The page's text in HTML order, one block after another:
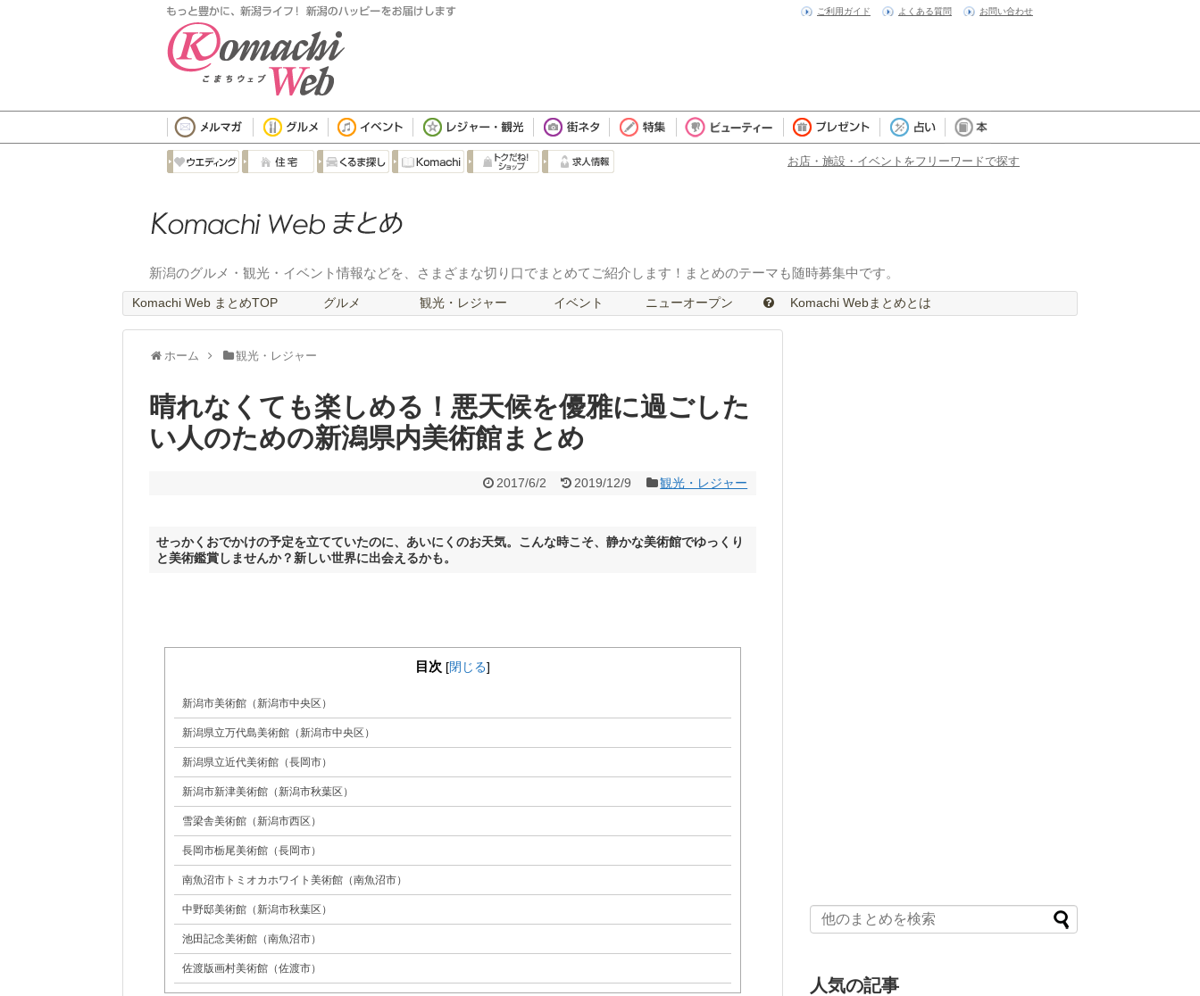
ご利用ガイド よくある質問 お問い合わせ
お店・施設・イベントをフリーワードで探す
新潟のグルメ・観光・イベント情報などを、さまざまな切り口でまとめてご紹介します！まとめのテーマも随時募集中です。
Komachi Web まとめTOP グルメ 観光・レジャー イベント ニューオープン Komachi Webまとめとは
ホーム 観光・レジャー
晴れなくても楽しめる！悪天候を優雅に過ごした
い人のための新潟県内美術館まとめ
2017/6/2 2019/12/9 観光・レジャー
せっかくおでかけの予定を立てていたのに、あいにくのお天気。こんな時こそ、静かな美術館でゆっくり
と美術鑑賞しませんか？新しい世界に出会えるかも。
目次 [閉じる]
新潟市美術館（新潟市中央区）
新潟県立万代島美術館（新潟市中央区）
新潟県立近代美術館（長岡市）
新潟市新津美術館（新潟市秋葉区）
雪梁舎美術館（新潟市西区）
長岡市栃尾美術館（長岡市）
南魚沼市トミオカホワイト美術館（南魚沼市）
中野邸美術館（新潟市秋葉区）
池田記念美術館（南魚沼市）
佐渡版画村美術館（佐渡市）
人気の記事